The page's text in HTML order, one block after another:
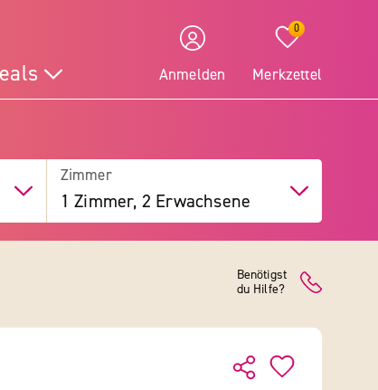
Anmelden
0
Merkzettel
Zimmer
1 Zimmer, 2 Erwachsene
Benötigst
du Hilfe?